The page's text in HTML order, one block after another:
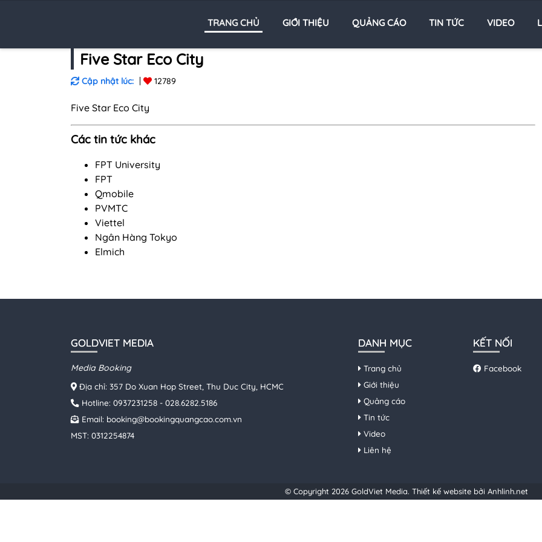
TRANG CHỦ GIỚI THIỆU QUẢNG CÁO TIN TỨC VIDEO
Five Star Eco City
Cập nhật lúc: 12789
Five Star Eco City
Các tin tức khác
FPT University
FPT
Qmobile
PVMTC
Viettel
Ngân Hàng Tokyo
Elmich
GOLDVIET MEDIA
Media Booking
Địa chỉ: 357 Do Xuan Hop Street, Thu Duc City, HCMC
Hotline: 0937231258 - 028.6282.5186
Email: booking@bookingquangcao.com.vn
MST: 0312254874
DANH MỤC
Trang chủ
Giới thiệu
Quảng cáo
Tin tức
Video
Liên hệ
KẾT NỐI
Facebook
© Copyright 2026 GoldViet Media. Thiết kế website bởi Anhlinh.net